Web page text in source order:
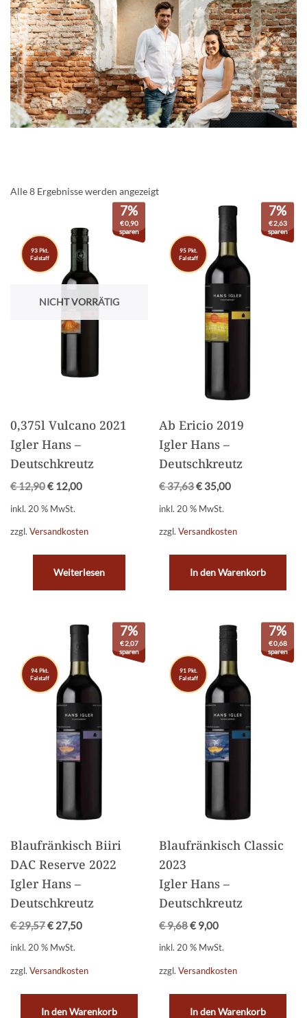
Alle 8 Ergebnisse werden angezeigt
NICHT VORRÄTIG
93 Pkt.
Falstaff
7%
€0,90
sparen
0,375l Vulcano 2021
Igler Hans –
Deutschkreutz
€12,90€ 12,00
inkl. 20 % MwSt.
zzgl. Versandkosten
Weiterlesen
95 Pkt.
Falstaff
7%
€2,63
sparen
Ab Ericio 2019
Igler Hans –
Deutschkreutz
€37,63€ 35,00
inkl. 20 % MwSt.
zzgl.Versandkosten
In den Warenkorb
94 Pkt.
Falstaff
7%
€2,07
sparen
Blaufränkisch Biiri
DAC Reserve 2022
Igler Hans –
Deutschkreutz
€29,57€ 27,50
inkl. 20 % MwSt.
zzgl. Versandkosten
In den Warenkorb
91 Pkt.
Falstaff
7%
€0,68
sparen
Blaufränkisch Classic
2023
Igler Hans –
Deutschkreutz
€9,68€ 9,00
inkl. 20 % MwSt.
zzgl.Versandkosten
In den Warenkorb